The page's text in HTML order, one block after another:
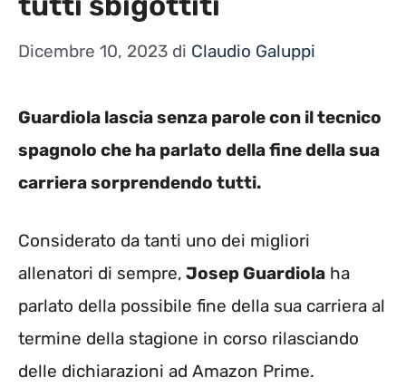
Dicembre 10, 2023 di Claudio Galuppi
Guardiola lascia senza parole con il tecnico
spagnolo che ha parlato della fine della sua
carriera sorprendendo tutti.
Considerato da tanti uno dei migliori
allenatori di sempre, Josep Guardiola ha
parlato della possibile fine della sua carriera al
termine della stagione in corso rilasciando
delle dichiarazioni ad Amazon Prime.